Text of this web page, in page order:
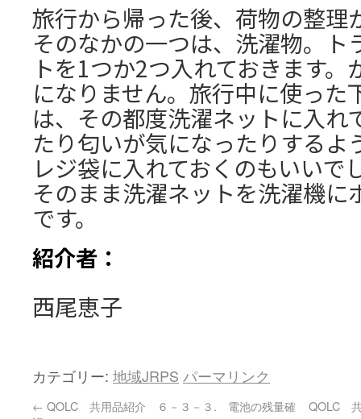
旅行から帰った後、荷物の整理
そのなかの一つは、洗濯物。ト
トを1つか2つ入れておきます
になりません。旅行中に使った
は、その都度洗濯ネットに入れ
たり匂いが気になったりするよ
レジ袋に入れておくのもいいで
そのまま洗濯ネットを洗濯機に
です。
紹介者：
西尾恵子
カテゴリー: 地域JRPS パーマリンク
← QOLC 共用品紹介 ６－３－３. 電池の残量確
QOLC